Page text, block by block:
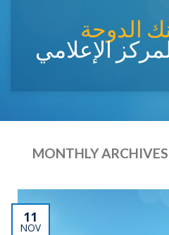
الدوحة
الإعلامي
MONTHLY
11
NOV